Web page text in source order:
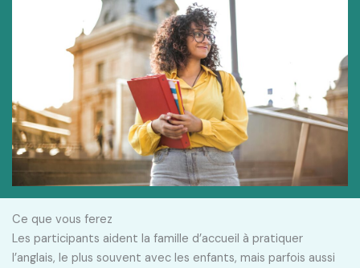
Ce que vous ferez
Les participants aident la famille d’accueil à pratiquer
l’anglais, le plus souvent avec les enfants, mais parfois aussi